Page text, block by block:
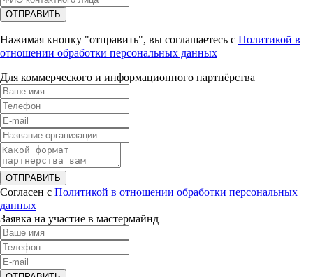
ОТПРАВИТЬ
Нажимая кнопку "отправить", вы соглашаетесь с Политикой в
отношении обработки персональных данных
Для коммерческого и информационного партнёрства
ОТПРАВИТЬ
Согласен с Политикой в отношении обработки персональных
данных
Заявка на участие в мастермайнд